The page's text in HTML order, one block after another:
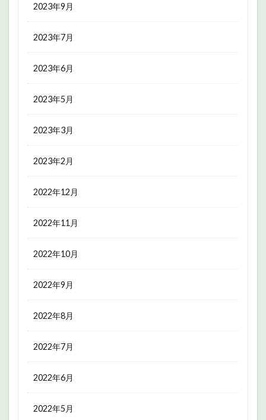
2023年9月
2023年7月
2023年6月
2023年5月
2023年3月
2023年2月
2022年12月
2022年11月
2022年10月
2022年9月
2022年8月
2022年7月
2022年6月
2022年5月